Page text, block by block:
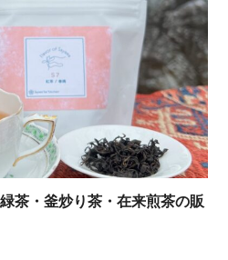
茶・釜炒り茶・在来煎茶の販